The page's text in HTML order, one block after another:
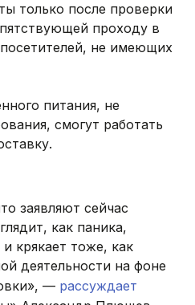
только после проверки
проходу в
не имеющих
питания, не
смогут работать
заявляют сейчас
как паника,
крякает тоже, как
деятельности на фоне
— рассуждает